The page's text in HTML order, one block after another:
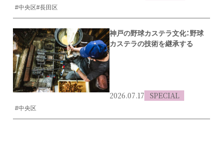
#中央区#長田区
神戸の野球カステラ文化：野球
カステラの技術を継承する
2026.07.17 SPECIAL
#中央区